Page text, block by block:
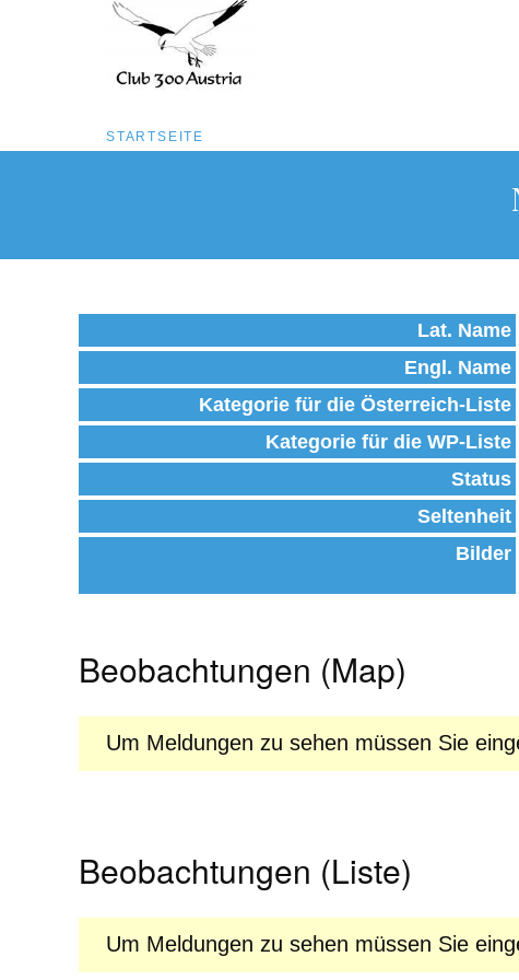
Inhalt
Pfadnavigation
STARTSEITE
Lat. Name
Engl. Name
Kategorie für die Österreich-Liste
Kategorie für die WP-Liste
Status
Seltenheit
Bilder
Beobachtungen (Map)
Um Meldungen zu sehen müssen Sie
Beobachtungen (Liste)
Um Meldungen zu sehen müssen Sie